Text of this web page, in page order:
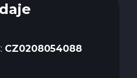
CZ0208054088